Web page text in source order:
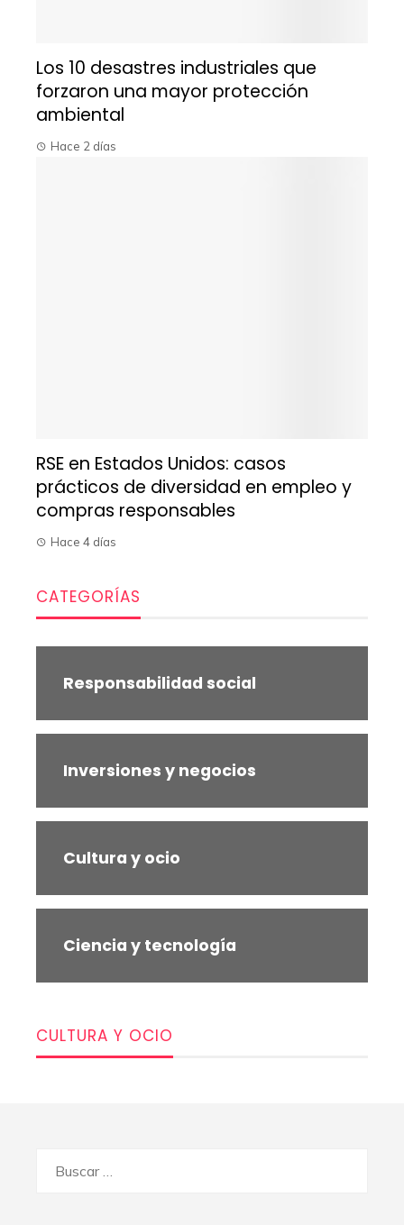
Los 10 desastres industriales que
forzaron una mayor protección
ambiental
Hace 2 días
RSE en Estados Unidos: casos
prácticos de diversidad en empleo y
compras responsables
Hace 4 días
CATEGORÍAS
Responsabilidad social
Inversiones y negocios
Cultura y ocio
Ciencia y tecnología
CULTURA Y OCIO